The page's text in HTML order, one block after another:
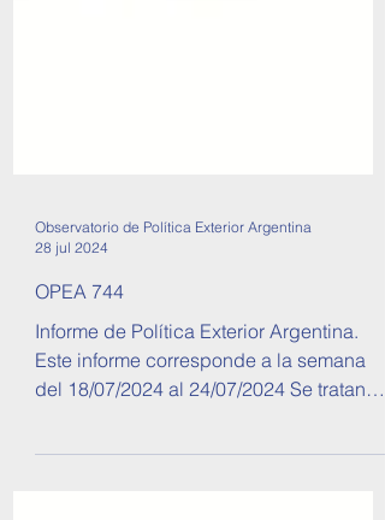
28 jul 2024
OPEA 744
Informe de Política Exterior Argentina.
Este informe corresponde a la semana
temas sobre...